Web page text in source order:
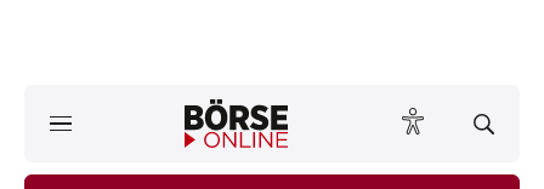
ktuelle Ausgabe BÖRSE ONLINE lesen